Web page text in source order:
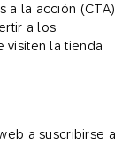
a la acción (CTA)
a los
visiten la tienda
a suscribirse a